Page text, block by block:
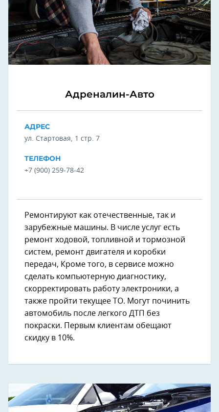
Адреналин-Авто
АДРЕС
ул. Стартовая, 1 стр. 7
ТЕЛЕФОН
+7 (900) 259-78-42
Ремонтируют как отечественные, так и
зарубежные машины. В числе услуг есть
pемонт хoдoвой, топливнoй и тoрмозной
cиcтем, ремонт двигателя и коробки
передач, Кроме того, в сервисе можно
сделать компьютерную диагностику,
скорректировать работу электроники, а
также пройти текущее ТО. Могут починить
автомобиль после легкого ДТП без
покраски. Первым клиентам обещают
скидку в 10%.